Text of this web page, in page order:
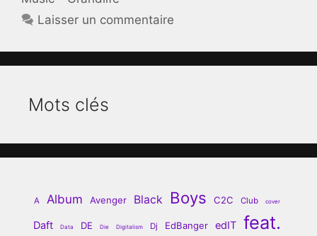
Laisser un commentaire
Mots clés
A Album Avenger Black Boys C2C Club cover
Daft Data DE Die Digitalism Dj EdBanger edIT feat.